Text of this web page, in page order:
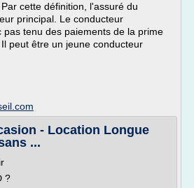
cette définition, l'assuré du
principal. Le conducteur
pas tenu des paiements de la prime
peut être un jeune conducteur
- Location Longue
...
?